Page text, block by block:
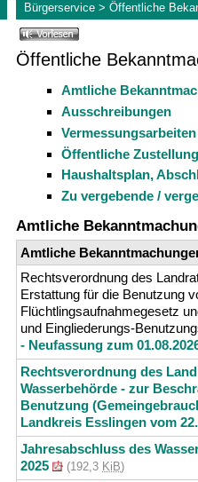
Bürgerservice >Öffentliche
Öffentliche
Amtliche
Ausschreibungen
Vermessungsarbeiten
Öffentliche
Haushaltsplan,
Zu vergebende /
Amtliche
Amtliche
Rechtsverordnung des
Erstattung für die Benutzung
Flüchtlingsaufnahmegesetz
und Eingliederungs-
- Neufassung zum
Rechtsverordnung des
Wasserbehörde - zur
Benutzung
Landkreis Esslingen vom
Jahresabschluss des
2025
(192,3 KiB)